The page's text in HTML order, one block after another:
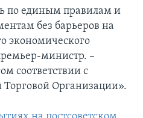
по единым правилам и
без барьеров на
экономического
министр. –
соответствии с
Организации».